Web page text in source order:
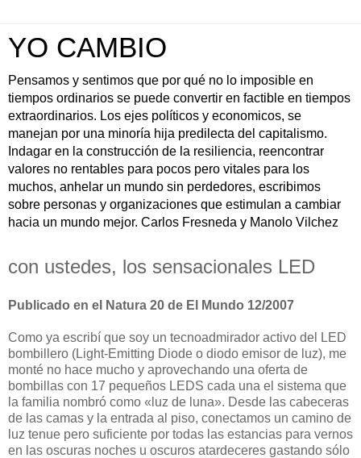
YO CAMBIO
Pensamos y sentimos que por qué no lo imposible en
tiempos ordinarios se puede convertir en factible en tiempos
extraordinarios. Los ejes políticos y economicos, se
manejan por una minoría hija predilecta del capitalismo.
Indagar en la construcción de la resiliencia, reencontrar
valores no rentables para pocos pero vitales para los
muchos, anhelar un mundo sin perdedores, escribimos
sobre personas y organizaciones que estimulan a cambiar
hacia un mundo mejor. Carlos Fresneda y Manolo Vilchez
con ustedes, los sensacionales LED
Publicado en el Natura 20 de El Mundo 12/2007
Como ya escribí que soy un tecnoadmirador activo del LED
bombillero (Light-Emitting Diode o diodo emisor de luz), me
monté no hace mucho y aprovechando una oferta de
bombillas con 17 pequeños LEDS cada una el sistema que
la familia nombró como «luz de luna». Desde las cabeceras
de las camas y la entrada al piso, conectamos un camino de
luz tenue pero suficiente por todas las estancias para vernos
en las oscuras noches u oscuros atardeceres gastando sólo